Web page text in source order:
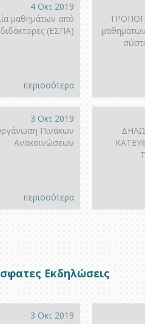
4 Οκτ 2019
μαθημάτων από
(ΕΣΠΑ)
περισσότερα
3 Οκτ 2019
Πινάκων
Ανακοινώσεων
περισσότερα
Εκδηλώσεις
3 Οκτ 2019